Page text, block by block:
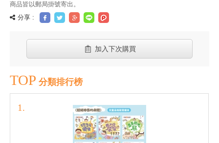
商品皆以郵局掛號寄出。
分享 :
加入下次購買
TOP 分類排行榜